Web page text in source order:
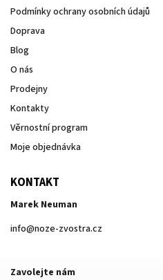
Podmínky ochrany osobních údajů
Doprava
Blog
O nás
Prodejny
Kontakty
Věrnostní program
Moje objednávka
KONTAKT
Marek Neuman
info@noze-zvostra.cz
Zavolejte nám